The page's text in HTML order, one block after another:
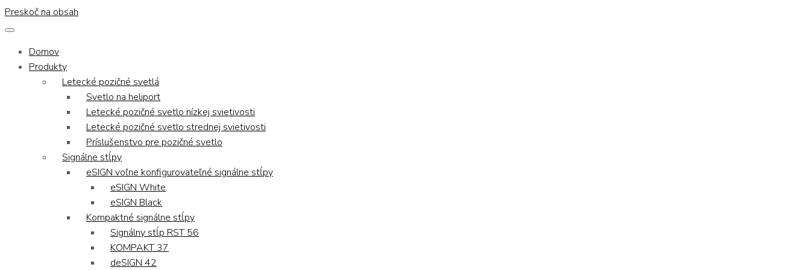
Preskoč na obsah
Domov
Produkty
Letecké pozičné svetlá
Svetlo na heliport
Letecké pozičné svetlo nízkej svietivosti
Letecké pozičné svetlo strednej svietivosti
Príslušenstvo pre pozičné svetlo
Signálne stĺpy
eSIGN voľne konfigurovateľné signálne stĺpy
eSIGN White
eSIGN Black
Kompaktné signálne stĺpy
Signálny stĺp RST 56
KOMPAKT 37
deSIGN 42